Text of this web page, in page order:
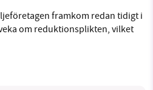
framkom redan tidigt i
om reduktionsplikten, vilket